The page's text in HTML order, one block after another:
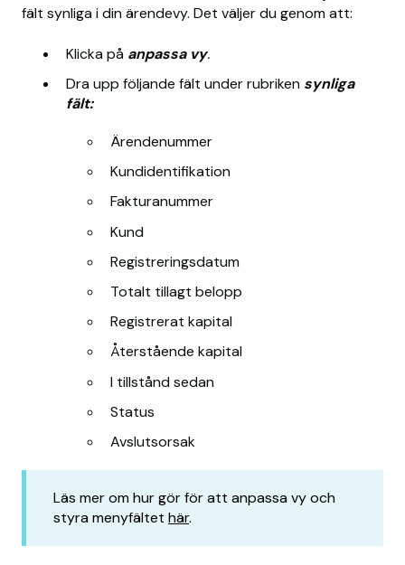
fält synliga i din ärendevy. Det väljer du genom att:
Klicka på anpassa vy.
Dra upp följande fält under rubriken synliga
fält:
Ärendenummer
Kundidentifikation
Fakturanummer
Kund
Registreringsdatum
Totalt tillagt belopp
Registrerat kapital
Återstående kapital
I tillstånd sedan
Status
Avslutsorsak
Läs mer om hur gör för att anpassa vy och
styra menyfältet här.